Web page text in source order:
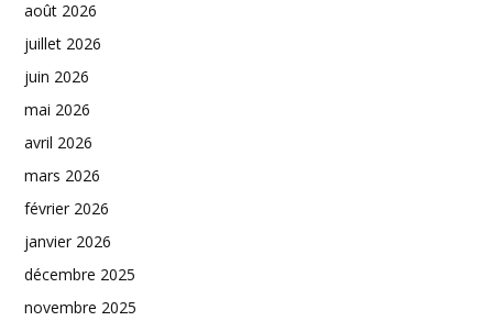
août 2026
juillet 2026
juin 2026
mai 2026
avril 2026
mars 2026
février 2026
janvier 2026
décembre 2025
novembre 2025